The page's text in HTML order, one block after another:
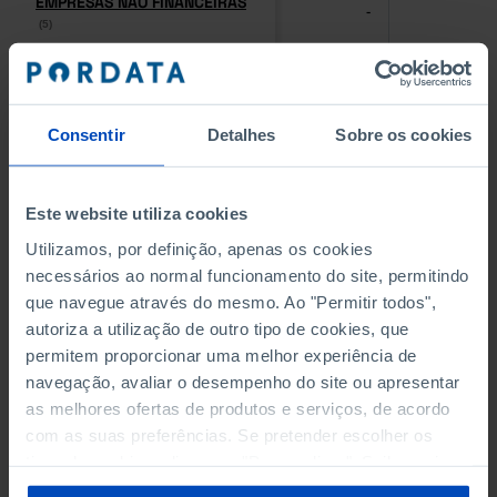
Consentir Detalhes Sobre os cookies
Este website utiliza cookies
Utilizamos, por definição, apenas os cookies
necessários ao normal funcionamento do site, permitindo
que navegue através do mesmo. Ao "Permitir todos",
autoriza a utilização de outro tipo de cookies, que
permitem proporcionar uma melhor experiência de
navegação, avaliar o desempenho do site ou apresentar
as melhores ofertas de produtos e serviços, de acordo
com as suas preferências. Se pretender escolher os
sobre cookies através da gestão de preferências ou da
(5)
(5)
-
PESSOAL AO SERVIÇO NAS
EMPRESAS NÃO FINANCEIRAS
PESSOAL AO SERVIÇO NAS
EMPRESAS NÃO FINANCEIRAS
(5)
- -
QUATRO MAIORES EMPRESAS
Empresas não financeiras
QUATRO MAIORES EMPRESAS
Empresas não financeiras
VOLUME DE NEGÓCIOS DAS
QUATRO MAIORES EMPRESAS
DO MUNICÍPIO (%)
Empresas não financeiras
VOLUME DE NEGÓCIOS DAS
QUATRO MAIORES EMPRESAS
DO MUNICÍPIO (%)
Empresas não financeiras
BANCOS, CAIXAS ECONÓMICAS
BANCOS, CAIXAS ECONÓMICAS -
CAIXAS DE CRÉDITO AGRÍCOLA
CAIXAS DE CRÉDITO AGRÍCOLA